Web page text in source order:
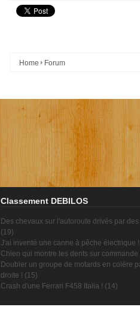
Home Forum
Classement DEBILOS
Des chevaux sur l'autoroute drivés par des
(19)
J'ai inventé une canne à pêche électrique
Chien qui montre les dents sur commande
Doubler un groupe de motards en colère
droite ! (15)
Crash d'une Ferrari F458 Italia ! (14)